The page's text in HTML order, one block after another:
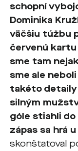
schopní
Dominika
väčšiu túžbu
červenú kartu
sme tam
sme ale
takéto detaily
silným
góle stiahli do
zápas sa hrá
skonštatoval